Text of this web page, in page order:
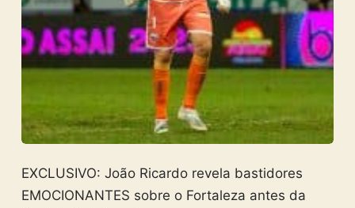
EXCLUSIVO: João Ricardo revela bastidores
EMOCIONANTES sobre o Fortaleza antes da